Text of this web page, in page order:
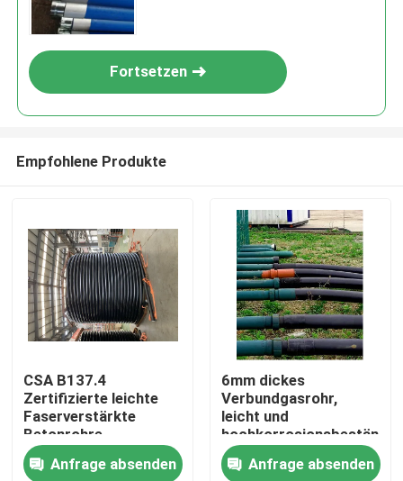
Startseite
Fortsetzen
Empfohlene Produkte
CSA B137.4
Zertifizierte leichte
Faserverstärkte
Betonrohre
Anfrage absenden
6mm dickes
Verbundgasrohr,
leicht und
hochkorrosionsbeständig
für industrielle
Anwendungen
Anfrage absenden